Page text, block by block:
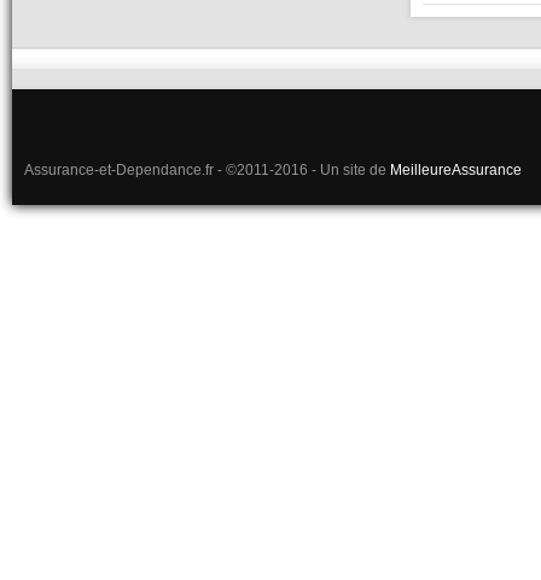
Assurance-et-Dependance.fr - ©2011-2016 - Un site de MeilleureAssurance